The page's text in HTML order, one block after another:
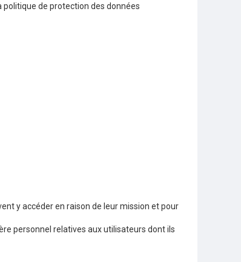
de protection des données
y accéder en raison de leur mission et pour
personnel relatives aux utilisateurs dont ils